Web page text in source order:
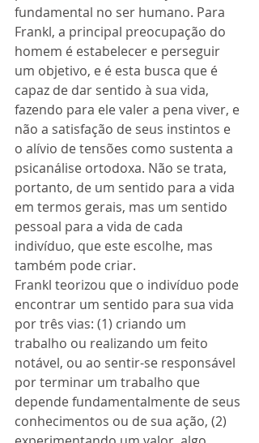
fundamental no ser humano. Para
Frankl, a principal preocupação do
homem é estabelecer e perseguir
um objetivo, e é esta busca que é
capaz de dar sentido à sua vida,
fazendo para ele valer a pena viver, e
não a satisfação de seus instintos e
o alívio de tensões como sustenta a
psicanálise ortodoxa. Não se trata,
portanto, de um sentido para a vida
em termos gerais, mas um sentido
pessoal para a vida de cada
indivíduo, que este escolhe, mas
também pode criar.
Frankl teorizou que o indivíduo pode
encontrar um sentido para sua vida
por três vias: (1) criando um
trabalho ou realizando um feito
notável, ou ao sentir-se responsável
por terminar um trabalho que
depende fundamentalmente de seus
conhecimentos ou de sua ação, (2)